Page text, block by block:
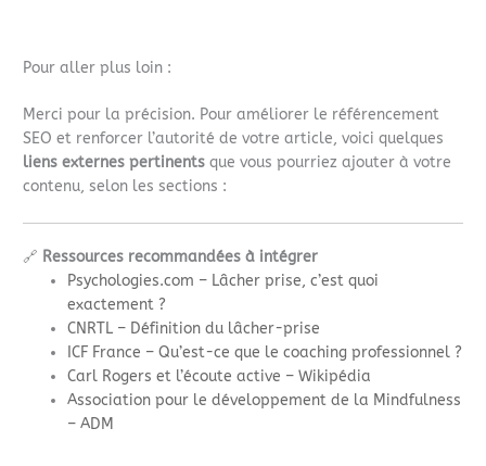
Pour aller plus loin :
Merci pour la précision. Pour améliorer le référencement
SEO et renforcer l’autorité de votre article, voici quelques
liens externes pertinents que vous pourriez ajouter à votre
contenu, selon les sections :
🔗 Ressources recommandées à intégrer
Psychologies.com – Lâcher prise, c’est quoi
exactement ?
CNRTL – Définition du lâcher-prise
ICF France – Qu’est-ce que le coaching professionnel ?
Carl Rogers et l’écoute active – Wikipédia
Association pour le développement de la Mindfulness
– ADM